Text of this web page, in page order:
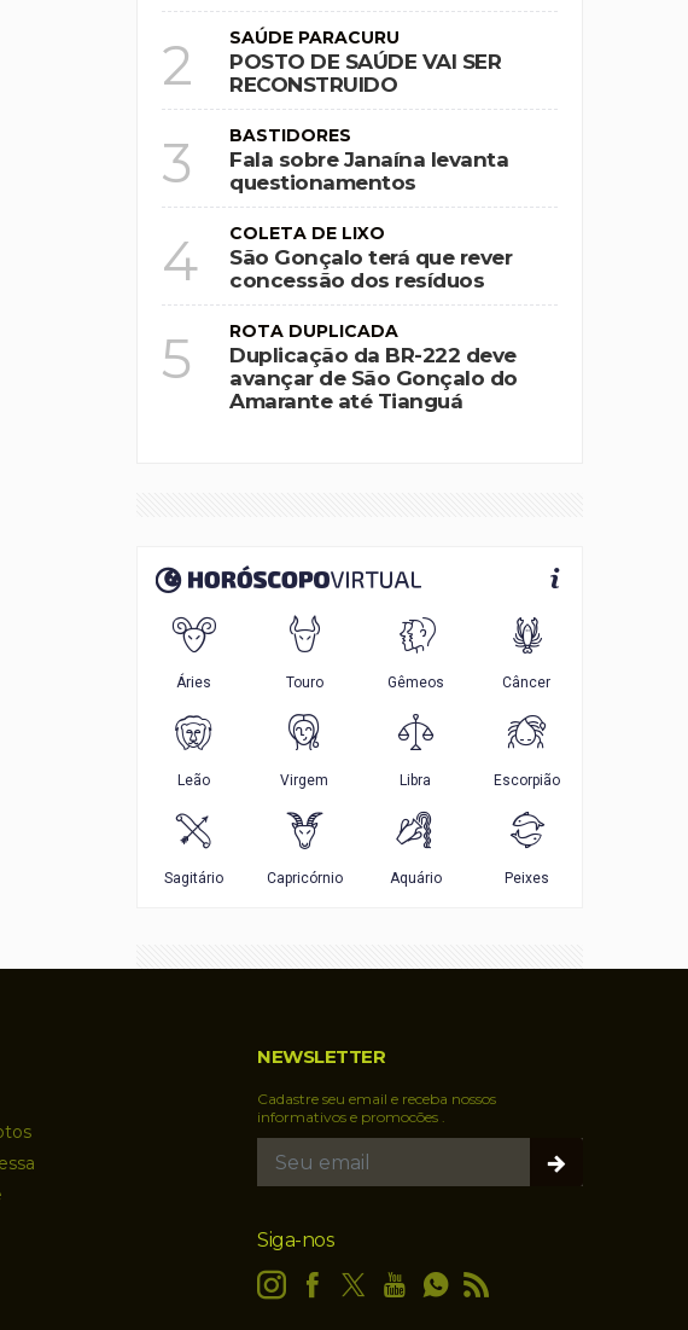
2 SAÚDE PARACURU
POSTO DE SAÚDE VAI SER
RECONSTRUIDO
3 BASTIDORES
Fala sobre Janaína levanta
questionamentos
4 COLETA DE LIXO
São Gonçalo terá que rever
concessão dos resíduos
5 ROTA DUPLICADA
Duplicação da BR-222 deve
avançar de São Gonçalo do
Amarante até Tianguá
NEWSLETTER
Cadastre seu email e receba nossos
informativos e promocões .
Siga-nos